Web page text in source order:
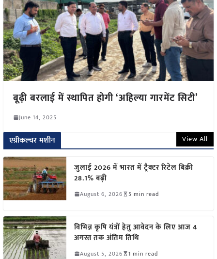
बूढ़ी बरलाई में स्थापित होगी ‘अहिल्या गारमेंट सिटी’
June 14, 2025
एग्रीकल्चर मशीन View All
जुलाई 2026 में भारत में ट्रैक्टर रिटेल बिक्री
28.1% बढ़ी
August 6, 2026 5 min read
विभिन्न कृषि यंत्रों हेतु आवेदन के लिए आज 4
अगस्त तक अंतिम तिथि
August 5, 2026 1 min read